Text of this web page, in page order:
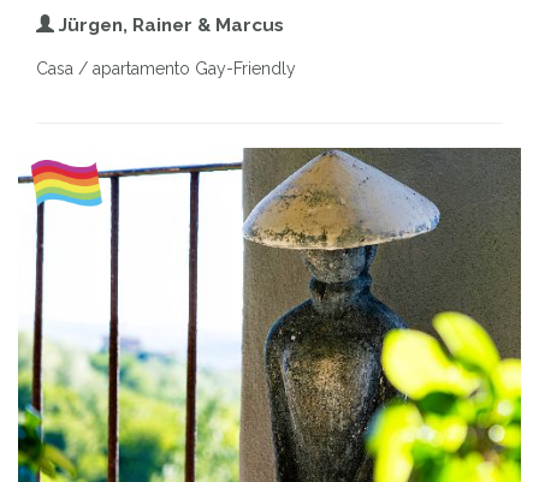
Jürgen, Rainer & Marcus
Casa / apartamento Gay-Friendly